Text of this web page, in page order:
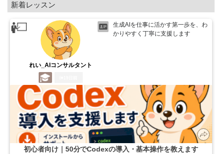
新着レッスン
れい_AIコンサルタント
生成AIを仕事に活かす第一歩を、わ
かりやすく丁寧に支援します
初心者向け｜50分でCodexの導入・基本操作を教えます